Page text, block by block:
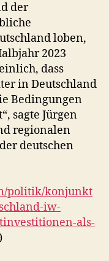
der
loben,
2023
dass
in Deutschland
Bedingungen
sagte Jürgen
regionalen
deutschen
politik/konjunkt
iw-
als-